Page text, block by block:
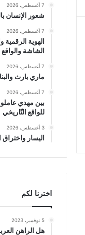
7 أغسطس، 2026
شعور الإنسان
7 أغسطس، 2026
الهوية الرقمية
الشاشة والواقع
7 أغسطس، 2026
ماري بارث
7 أغسطس، 2026
بين مهدي
للواقع التّاريخي
3 أغسطس، 2026
اليسار واختراق
اخترنا لكم
5 نوفمبر، 2023
هل الراهن